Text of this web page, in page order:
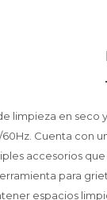
limpieza en
Cuenta con
accesorios
para
espacios